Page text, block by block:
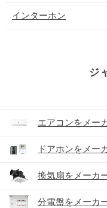
インターホン
ジ
エアコンをメー
ドアホンをメー
換気扇をメーカ
分電盤をメーカ